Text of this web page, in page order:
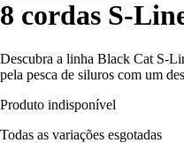
8 cordas S-
Descubra a linha Black Cat S-
pela pesca de siluros com um
Produto indisponível
Todas as variações esgotadas